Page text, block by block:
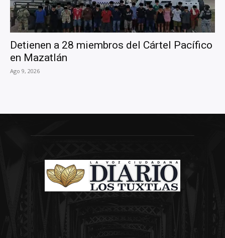
Detienen a 28 miembros del Cártel Pacífico
en Mazatlán
Ago 9, 2026